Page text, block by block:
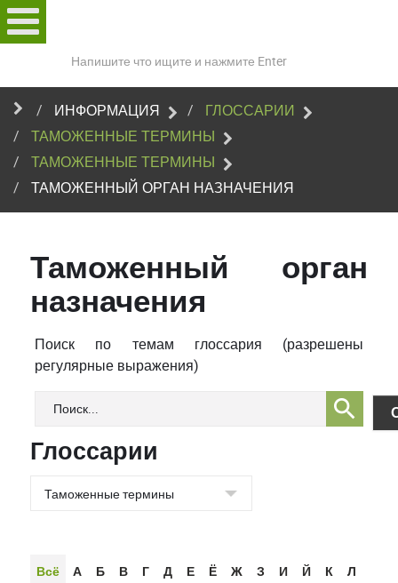
сайту
ИНФОРМАЦИЯ
ГЛОССАРИИ
ТАМОЖЕННЫЕ ТЕРМИНЫ
ТАМОЖЕННЫЕ ТЕРМИНЫ
ТАМОЖЕННЫЙ ОРГАН НАЗНАЧЕНИЯ
Таможенный орган
назначения
Поиск по темам глоссария (разрешены
регулярные выражения)
Глоссарии
Всё А Б В Г Д Е Ё Ж З И Й К
Л